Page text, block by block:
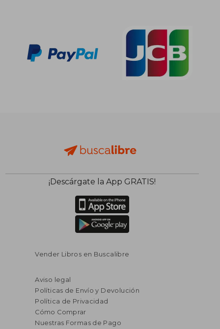
¡Descárgate la App GRATIS!
Vender Libros en Buscalibre
Aviso legal
Políticas de Envío y Devolución
Política de Privacidad
Cómo Comprar
Nuestras Formas de Pago